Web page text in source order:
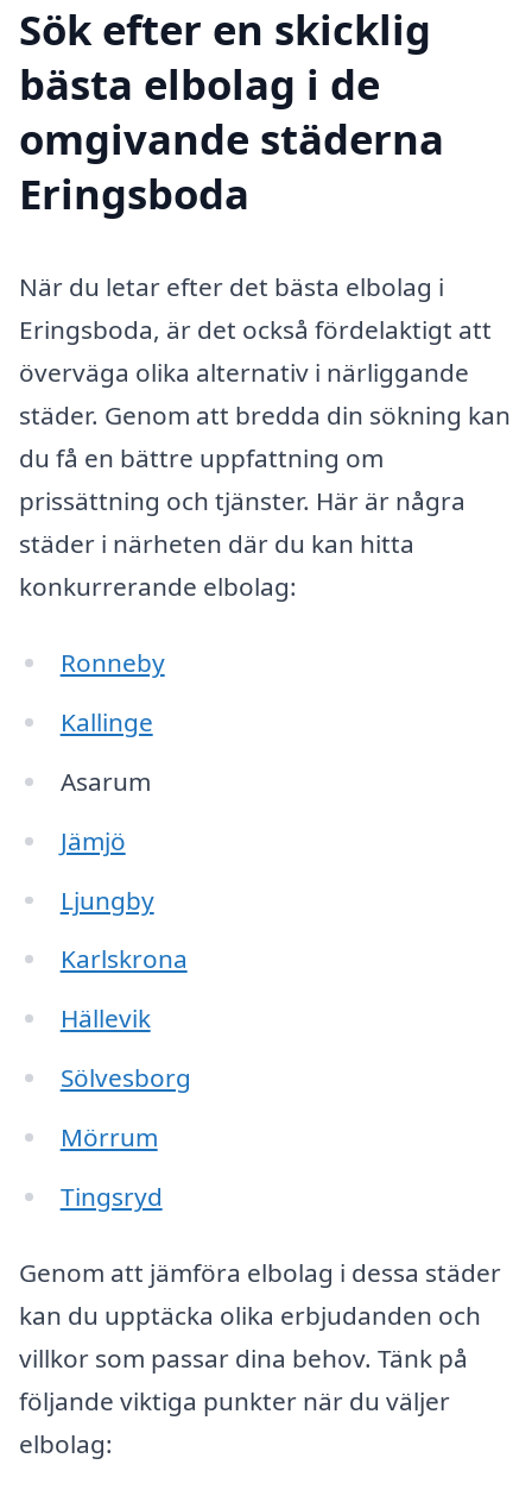
Sök efter en skicklig
bästa elbolag i de
omgivande städerna
Eringsboda
När du letar efter det bästa elbolag i
Eringsboda, är det också fördelaktigt att
överväga olika alternativ i närliggande
städer. Genom att bredda din sökning kan
du få en bättre uppfattning om
prissättning och tjänster. Här är några
städer i närheten där du kan hitta
konkurrerande elbolag:
Ronneby
Kallinge
Asarum
Jämjö
Ljungby
Karlskrona
Hällevik
Sölvesborg
Mörrum
Tingsryd
Genom att jämföra elbolag i dessa städer
kan du upptäcka olika erbjudanden och
villkor som passar dina behov. Tänk på
följande viktiga punkter när du väljer
elbolag: